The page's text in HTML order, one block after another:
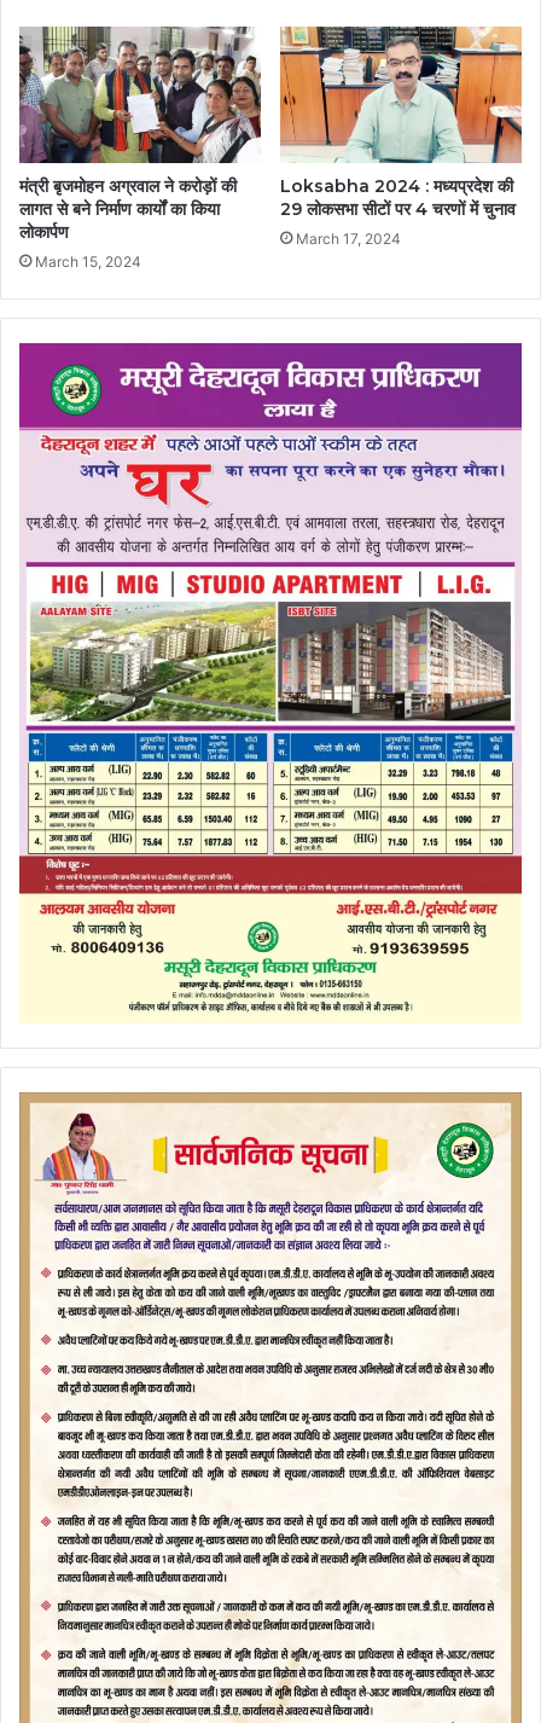
मंत्री बृजमोहन अग्रवाल ने करोड़ों की
लागत से बने निर्माण कार्यों का किया
लोकार्पण
March 15, 2024
Loksabha 2024 : मध्यप्रदेश की
29 लोकसभा सीटों पर 4 चरणों में चुनाव
March 17, 2024